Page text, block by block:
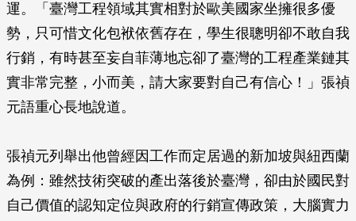
運。「臺灣工程領域其實相對於歐美國家坐擁很多優
勢，只可惜文化包袱依舊存在，學生很聰明卻不敢自我
行銷，有時甚至妄自菲薄地忘卻了臺灣的工程產業鏈其
實非常完整，小而美，請大家要對自己有信心！」張禎
元語重心長地說道。
張禎元列舉出他曾經因工作而定居過的新加坡與紐西蘭
為例：雖然技術突破的產出落後於臺灣，卻由於國民對
自己價值的認知定位與政府的行銷宣傳政策，大腦實力